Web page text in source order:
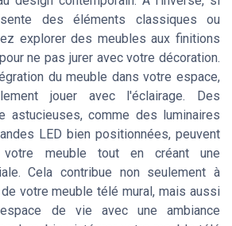
des éléments classiques ou
explorer des meubles aux finitions
ne pas jurer avec votre décoration.
du meuble dans votre espace,
jouer avec l'éclairage. Des
astucieuses, comme des luminaires
LED bien positionnées, peuvent
meuble tout en créant une
Cela contribue non seulement à
votre meuble télé mural, mais aussi
de vie avec une ambiance